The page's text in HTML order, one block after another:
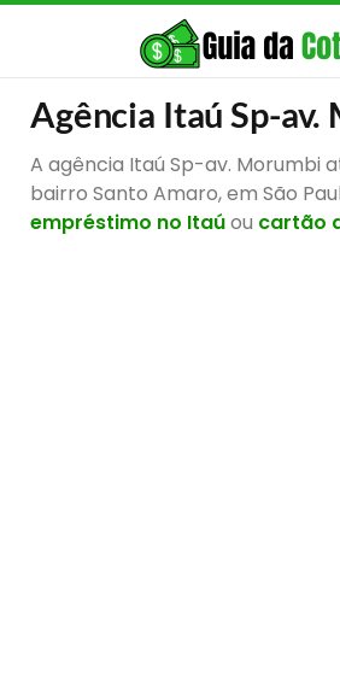
Agência Itaú Sp-av.
A agência Itaú Sp-av. Morumbi
bairro Santo Amaro, em São
empréstimo no Itaúou cartão